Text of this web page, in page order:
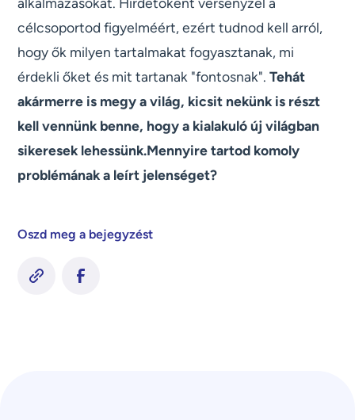
célcsoportod figyelméért, ezért tudnod kell arról,
hogy ők milyen tartalmakat fogyasztanak, mi
érdekli őket és mit tartanak "fontosnak".Tehát
akármerre is megy a világ, kicsit nekünk is részt
kell vennünk benne, hogy a kialakuló új világban
sikeresek lehessünk.Mennyire tartod komoly
problémának a leírt jelenséget?
Oszd meg a bejegyzést